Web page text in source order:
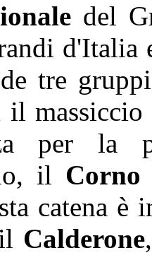
del
d'Italia
tre
il
per la
il Corno
catena è
Calderone